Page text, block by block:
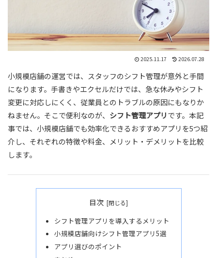
2025.11.17 2026.07.28
小規模店舗の運営では、スタッフのシフト管理が意外と手間
になります。手書きやエクセルだけでは、急な休みやシフト
変更に対応しにくく、従業員とのトラブルの原因にもなりか
ねません。そこで便利なのが、 シフト管理アプリです。本記
事では、小規模店舗でも効率化できるおすすめアプリを5つ紹
介し、それぞれの特徴や料金、メリット・デメリットを比較
します。
目次
シフト管理アプリを導入するメリット
小規模店舗向けシフト管理アプリ5選
アプリ選びのポイント